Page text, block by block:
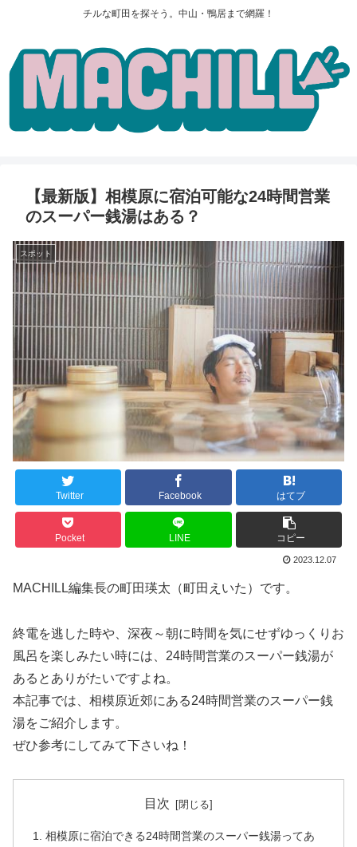
チルな町田を探そう。中山・鴨居まで網羅！
【最新版】相模原に宿泊可能な24時間営業
のスーパー銭湯はある？
スポット
Twitter Facebook はてブ
Pocket LINE コピー
2023.12.07
MACHILL編集長の町田瑛太（町田えいた）です。
終電を逃した時や、深夜～朝に時間を気にせずゆっくりお
風呂を楽しみたい時には、24時間営業のスーパー銭湯が
あるとありがたいですよね。
本記事では、相模原近郊にある24時間営業のスーパー銭
湯をご紹介します。
ぜひ参考にしてみて下さいね！
目次
相模原に宿泊できる24時間営業のスーパー銭湯ってあ